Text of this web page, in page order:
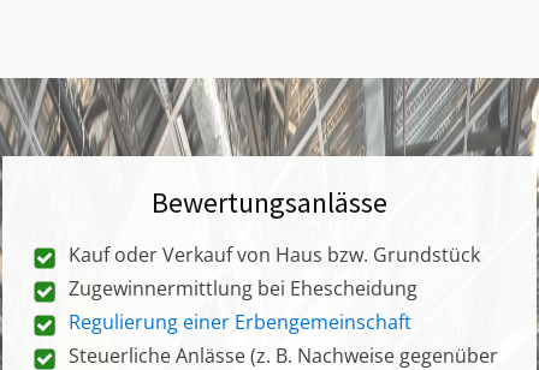
Bewertungsanlässe
Kauf oder Verkauf von Haus bzw. Grundstück
Zugewinnermittlung bei Ehescheidung
Regulierung einer Erbengemeinschaft
Steuerliche Anlässe (z. B. Nachweise gegenüber